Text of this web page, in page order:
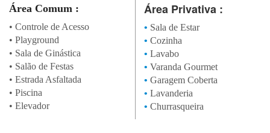
Área Comum :
• Controle de Acesso
• Playground
• Sala de Ginástica
• Salão de Festas
• Estrada Asfaltada
• Piscina
• Elevador
Área Privativa :
• Sala de Estar
• Cozinha
• Lavabo
• Varanda Gourmet
• Garagem Coberta
• Lavanderia
• Churrasqueira